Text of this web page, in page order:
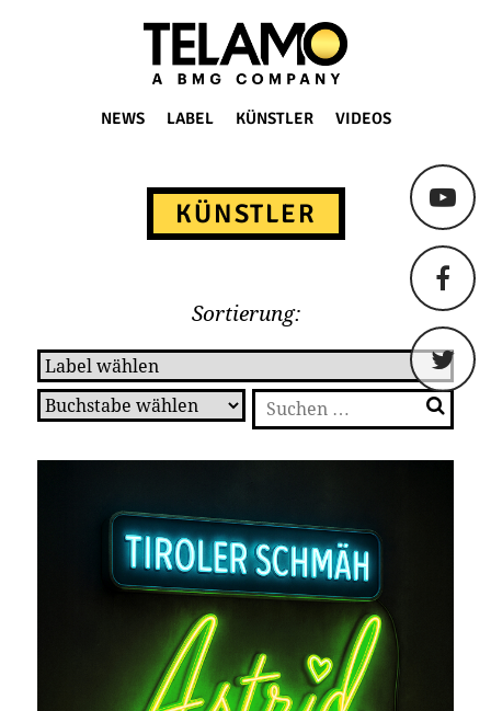
TELAMO
NEWS LABEL KÜNSTLER VIDEOS
KÜNSTLER
Sortierung:
Suchen
nach: